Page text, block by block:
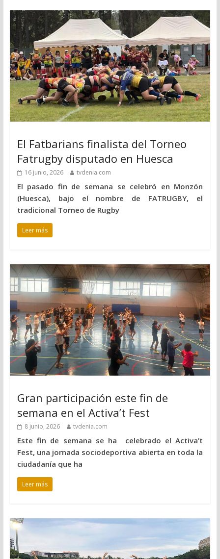
El Fatbarians finalista del Torneo
Fatrugby disputado en Huesca
16 junio, 2026 tvdenia.com
El pasado fin de semana se celebró en Monzón
(Huesca), bajo el nombre de FATRUGBY, el
tradicional Torneo de Rugby
Leer más
Gran participación este fin de
semana en el Activa’t Fest
8 junio, 2026 tvdenia.com
Este fin de semana se ha celebrado el Activa’t
Fest, una jornada sociodeportiva abierta en toda la
ciudadanía que ha
Leer más